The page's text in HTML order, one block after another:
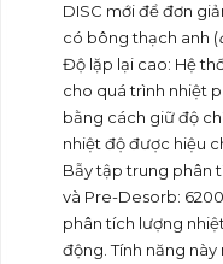
DISC mới để đơn
có bông thạch anh (
Độ lặp lại cao: Hệ
cho quá trình nhiệt
bằng cách giữ độ
nhiệt độ được hiệu
Bẫy tập trung phân
và Pre-Desorb:
phân tích lượng
động. Tính năng